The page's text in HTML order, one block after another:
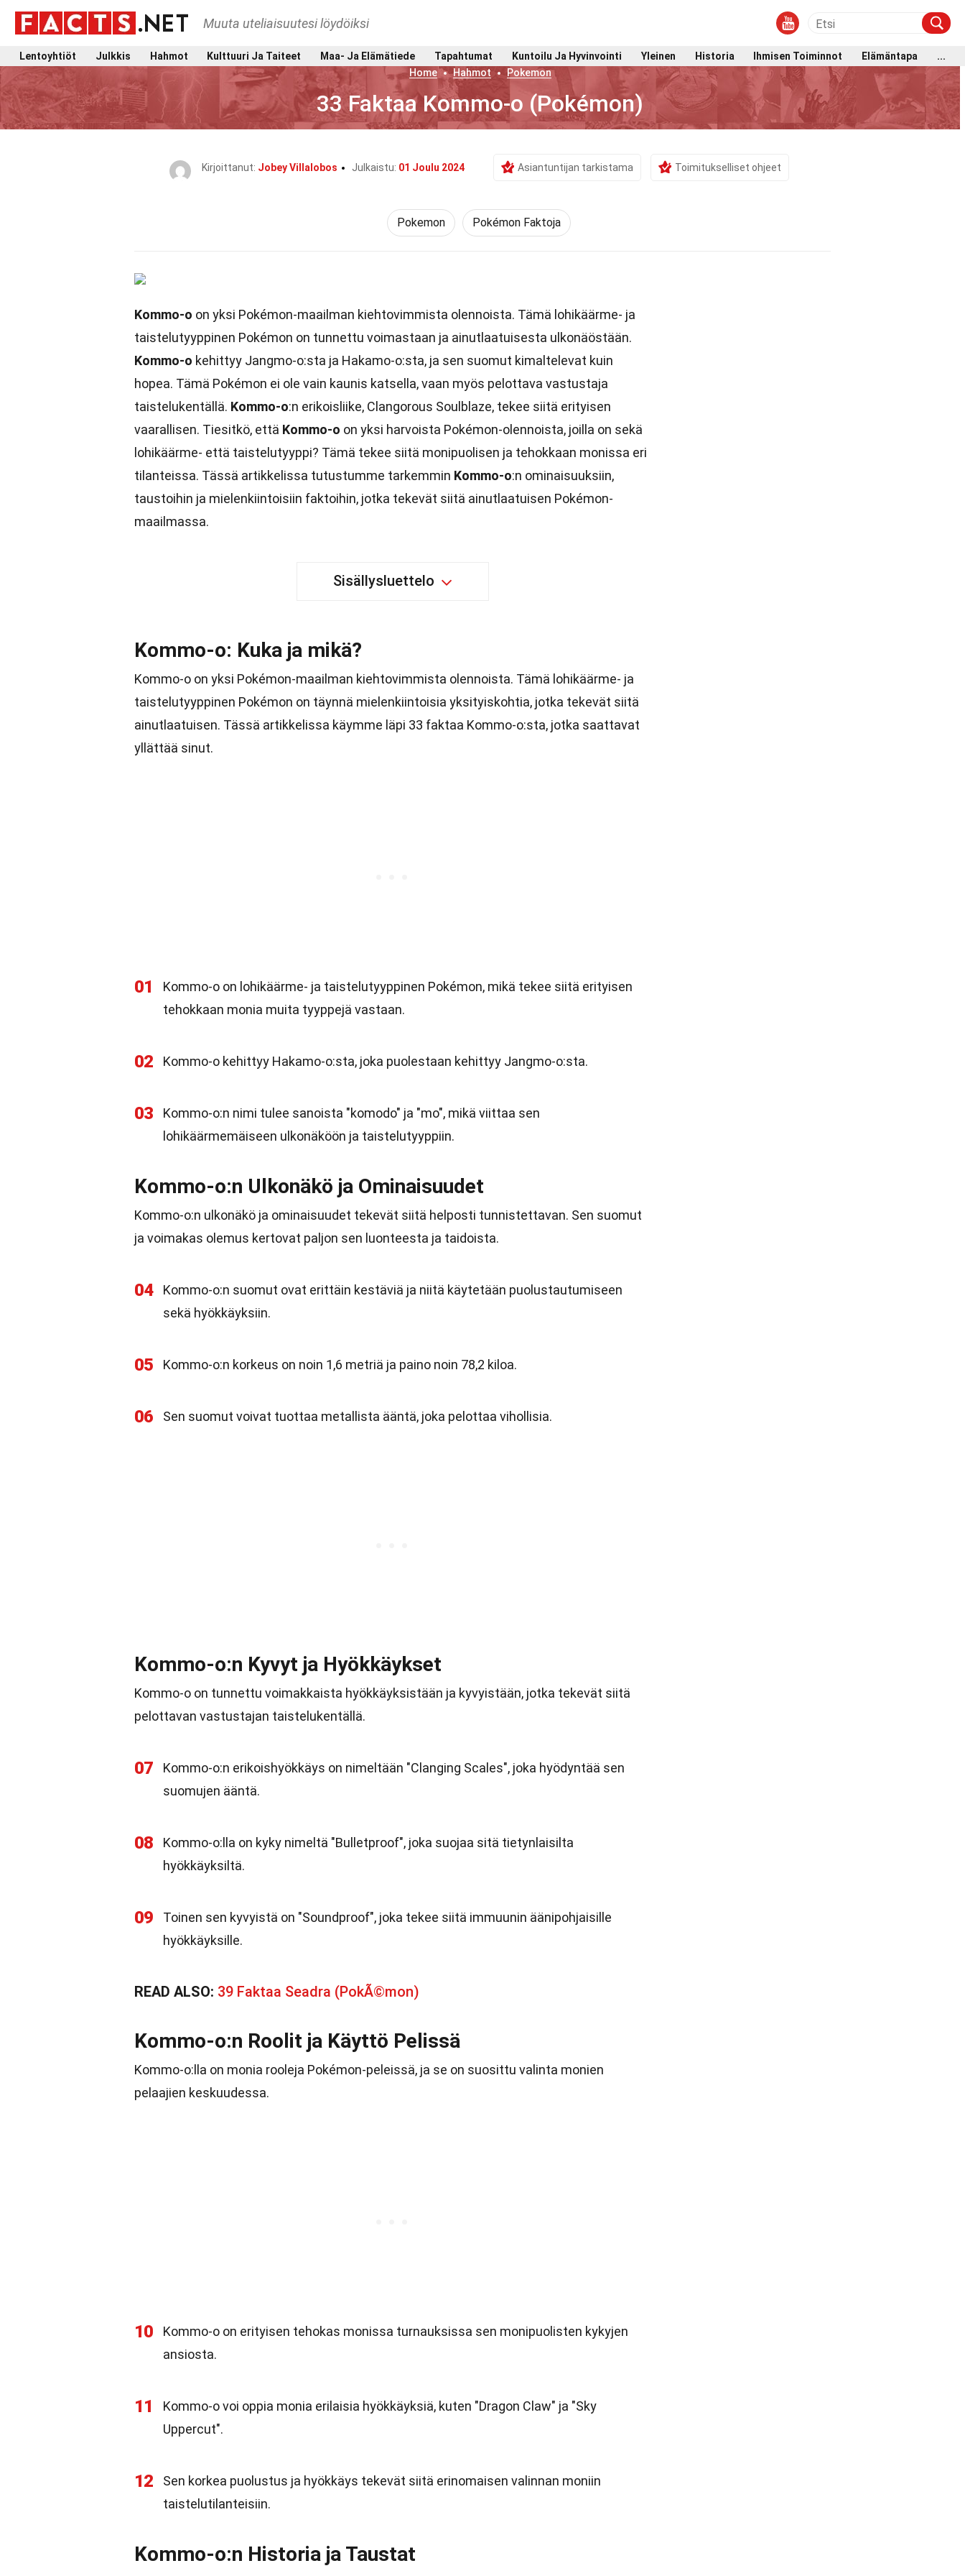
Muuta uteliaisuutesi löydöiksi
Lentoyhtiöt Julkkis Hahmot Kulttuuri Ja Taiteet Maa- Ja Elämätiede Tapahtumat Kuntoilu Ja Hyvinvointi Yleinen Historia Ihmisen Toiminnot Elämäntapa
...
Home
Hahmot Pokemon
33 Faktaa Kommo-o (Pokémon)
Kirjoittanut: Jobey Villalobos Julkaistu: 01 Joulu 2024 Asiantuntijan tarkistama Toimitukselliset ohjeet
Pokemon Pokémon Faktoja
Kommo-o on yksi Pokémon-maailman kiehtovimmista olennoista. Tämä lohikäärme- ja
taistelutyyppinen Pokémon on tunnettu voimastaan ja ainutlaatuisesta ulkonäöstään.
Kommo-o kehittyy Jangmo-o:sta ja Hakamo-o:sta, ja sen suomut kimaltelevat kuin
hopea. Tämä Pokémon ei ole vain kaunis katsella, vaan myös pelottava vastustaja
taistelukentällä. Kommo-o:n erikoisliike, Clangorous Soulblaze, tekee siitä erityisen
vaarallisen. Tiesitkö, että Kommo-o on yksi harvoista Pokémon-olennoista, joilla on sekä
lohikäärme- että taistelutyyppi? Tämä tekee siitä monipuolisen ja tehokkaan monissa eri
tilanteissa. Tässä artikkelissa tutustumme tarkemmin Kommo-o:n ominaisuuksiin,
taustoihin ja mielenkiintoisiin faktoihin, jotka tekevät siitä ainutlaatuisen Pokémon-
maailmassa.
Sisällysluettelo
Kommo-o: Kuka ja mikä?
Kommo-o on yksi Pokémon-maailman kiehtovimmista olennoista. Tämä lohikäärme- ja
taistelutyyppinen Pokémon on täynnä mielenkiintoisia yksityiskohtia, jotka tekevät siitä
ainutlaatuisen. Tässä artikkelissa käymme läpi 33 faktaa Kommo-o:sta, jotka saattavat
yllättää sinut.
01
Kommo-o on lohikäärme- ja taistelutyyppinen Pokémon, mikä tekee siitä erityisen
tehokkaan monia muita tyyppejä vastaan.
02 Kommo-o kehittyy Hakamo-o:sta, joka puolestaan kehittyy Jangmo-o:sta.
03
Kommo-o:n nimi tulee sanoista "komodo" ja "mo", mikä viittaa sen
lohikäärmemäiseen ulkonäköön ja taistelutyyppiin.
Kommo-o:n Ulkonäkö ja Ominaisuudet
Kommo-o:n ulkonäkö ja ominaisuudet tekevät siitä helposti tunnistettavan. Sen suomut
ja voimakas olemus kertovat paljon sen luonteesta ja taidoista.
04
Kommo-o:n suomut ovat erittäin kestäviä ja niitä käytetään puolustautumiseen
sekä hyökkäyksiin.
05 Kommo-o:n korkeus on noin 1,6 metriä ja paino noin 78,2 kiloa.
06 Sen suomut voivat tuottaa metallista ääntä, joka pelottaa vihollisia.
Kommo-o:n Kyvyt ja Hyökkäykset
Kommo-o on tunnettu voimakkaista hyökkäyksistään ja kyvyistään, jotka tekevät siitä
pelottavan vastustajan taistelukentällä.
07
Kommo-o:n erikoishyökkäys on nimeltään "Clanging Scales", joka hyödyntää sen
suomujen ääntä.
08
Kommo-o:lla on kyky nimeltä "Bulletproof", joka suojaa sitä tietynlaisilta
hyökkäyksiltä.
09
Toinen sen kyvyistä on "Soundproof", joka tekee siitä immuunin äänipohjaisille
hyökkäyksille.
READ ALSO: 39 Faktaa Seadra (PokÃ©mon)
Kommo-o:n Roolit ja Käyttö Pelissä
Kommo-o:lla on monia rooleja Pokémon-peleissä, ja se on suosittu valinta monien
pelaajien keskuudessa.
10
Kommo-o on erityisen tehokas monissa turnauksissa sen monipuolisten kykyjen
ansiosta.
11
Kommo-o voi oppia monia erilaisia hyökkäyksiä, kuten "Dragon Claw" ja "Sky
Uppercut".
12
Sen korkea puolustus ja hyökkäys tekevät siitä erinomaisen valinnan moniin
taistelutilanteisiin.
Kommo-o:n Historia ja Taustat